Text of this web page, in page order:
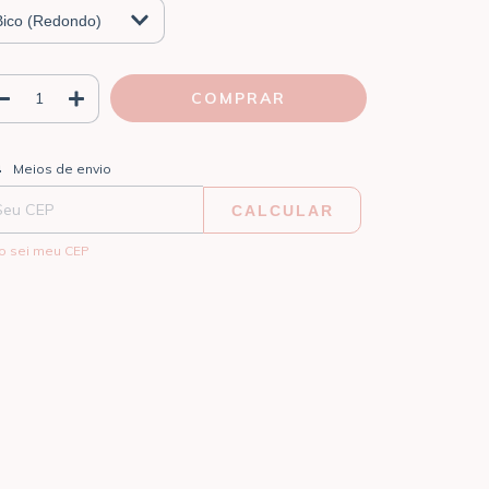
para o CEP:
Meios de envio
CALCULAR
sei meu CEP